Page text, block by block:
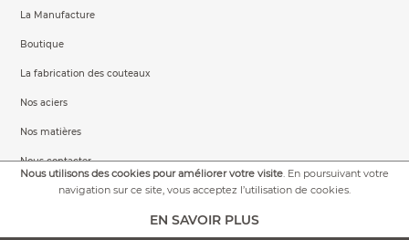
Nous utilisons des cookies pour améliorer votre visite. En poursuivant votre
navigation sur ce site, vous acceptez l’utilisation de cookies.
EN SAVOIR PLUS
La Manufacture
Boutique
La fabrication des couteaux
Nos aciers
Nos matières
Nous contacter